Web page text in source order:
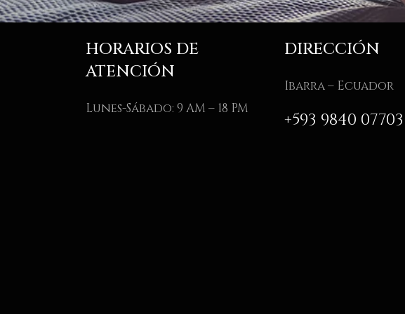
HORARIOS DE
ATENCIÓN
Lunes-Sábado: 9 AM – 18 PM
DIRECCIÓN
Ibarra – Ecuador
+593 9840 07703